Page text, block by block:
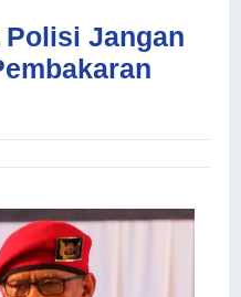
Jangan